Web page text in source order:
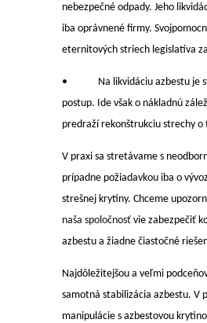
nebezpečné odpady. Jeho
iba oprávnené firmy.
eternitových striech legislatíva
• Na likvidáciu azbestu je
postup. Ide však o nákladnú
predraží rekonštrukciu strechy o
V praxi sa stretávame s
prípadne požiadavkou iba o
strešnej krytiny. Chceme
naša spoločnosť vie zabezpečiť
azbestu a žiadne čiastočné
Najdôležitejšou a veľmi
samotná stabilizácia azbestu. V
manipulácie s azbestovou